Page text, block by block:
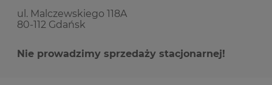
ul. Malczewskiego 118A
80-112 Gdańsk
Nie prowadzimy sprzedaży stacjonarnej!